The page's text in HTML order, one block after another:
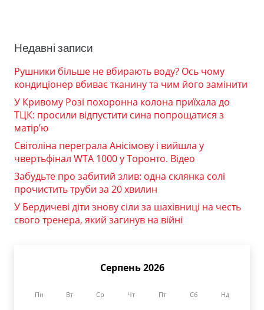
Недавні записи
Рушники більше не вбирають воду? Ось чому
кондиціонер вбиває тканину та чим його замінити
У Кривому Розі похоронна колона приїхала до
ТЦК: просили відпустити сина попрощатися з
матір’ю
Світоліна переграла Анісімову і вийшла у
чвертьфінал WTA 1000 у Торонто. Відео
Забудьте про забитий злив: одна склянка солі
прочистить труби за 20 хвилин
У Бердичеві діти знову сіли за шахівниці на честь
свого тренера, який загинув на війні
Серпень 2026
Пн Вт Ср Чт Пт Сб Нд